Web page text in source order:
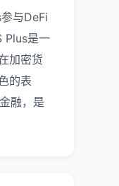
与DeFi
Plus是一
加密货
的表
融，是